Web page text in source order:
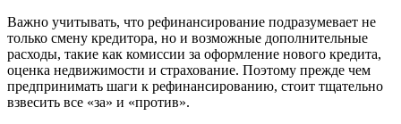
Важно учитывать, что рефинансирование подразумевает не
только смену кредитора, но и возможные дополнительные
расходы, такие как комиссии за оформление нового кредита,
оценка недвижимости и страхование. Поэтому прежде чем
предпринимать шаги к рефинансированию, стоит тщательно
взвесить все «за» и «против».